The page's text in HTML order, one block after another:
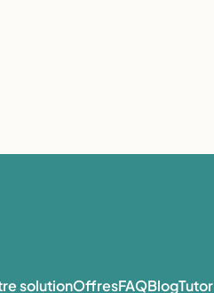
solutionOffresFAQBlog